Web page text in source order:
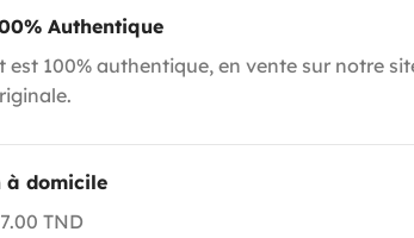
Authentique
est 100% authentique, en vente sur notre
à domicile
TND